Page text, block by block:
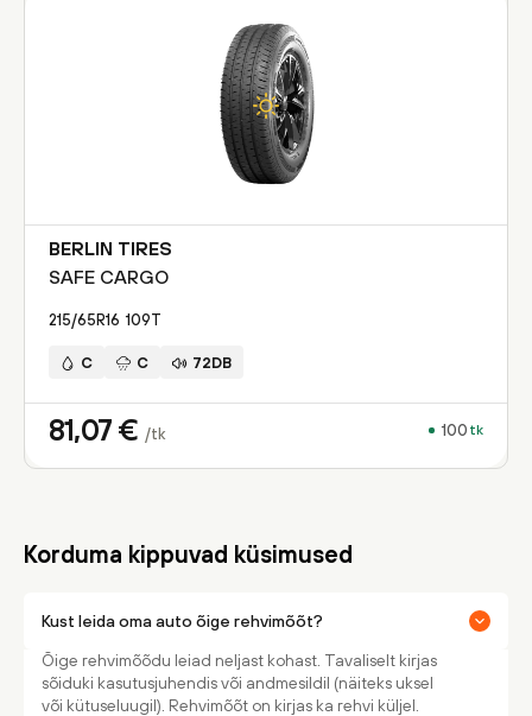
BERLIN TIRES
SAFE CARGO
215/65R16 109T
C C 72DB
81,07 € /tk 100 tk
Korduma kippuvad küsimused
Kust leida oma auto õige rehvimõõt?
Õige rehvimõõdu leiad neljast kohast. Tavaliselt kirjas
sõiduki kasutusjuhendis või andmesildil (näiteks uksel
või kütuseluugil). Rehvimõõt on kirjas ka rehvi küljel.